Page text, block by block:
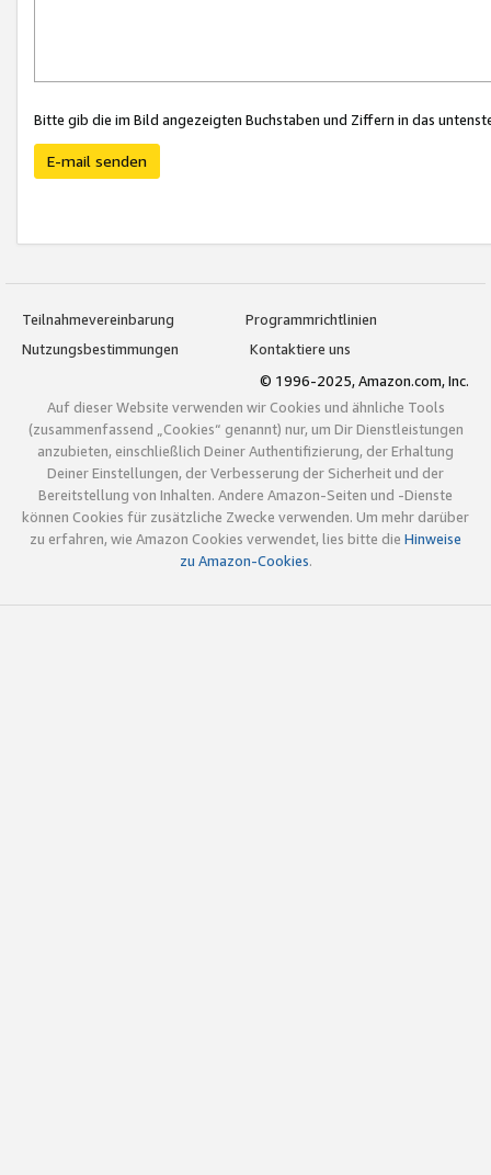
Bitte gib die im Bild angezeigten Buchstaben und Ziffern in das
E-mail senden
Teilnahmevereinbarung
Programmrichtlinien
Nutzungsbestimmungen
Kontaktiere uns
© 1996-2025, Amazon.com, Inc.
Auf dieser Website verwenden wir Cookies und ähnliche Tools
(zusammenfassend „Cookies“ genannt) nur, um Dir Dienstleistungen
anzubieten, einschließlich Deiner Authentifizierung, der Erhaltung
Deiner Einstellungen, der Verbesserung der Sicherheit und der
Bereitstellung von Inhalten. Andere Amazon-Seiten und -Dienste
können Cookies für zusätzliche Zwecke verwenden. Um mehr darüber
zu erfahren, wie Amazon Cookies verwendet, lies bitte die Hinweise
zu Amazon-Cookies.